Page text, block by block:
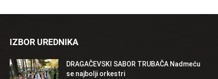
IZBOR UREDNIKA
DRAGAČEVSKI SABOR TRUBAČA Nadmeću
se najbolji orkestri